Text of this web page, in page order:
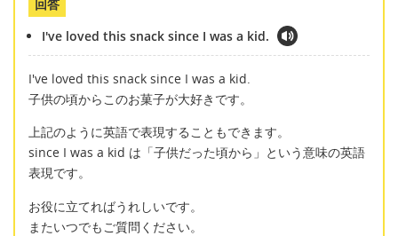
回答
I've loved this snack since I was a kid.
I've loved this snack since I was a kid.
子供の頃からこのお菓子が大好きです。
上記のように英語で表現することもできます。
since I was a kid は「子供だった頃から」という意味の英語
表現です。
お役に立てればうれしいです。
またいつでもご質問ください。